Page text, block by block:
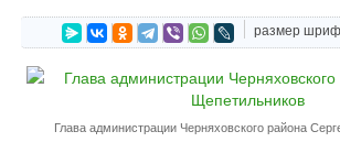
размер
Глава администрации Черняховского района